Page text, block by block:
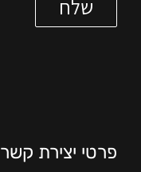
פרטי יצירת קשר